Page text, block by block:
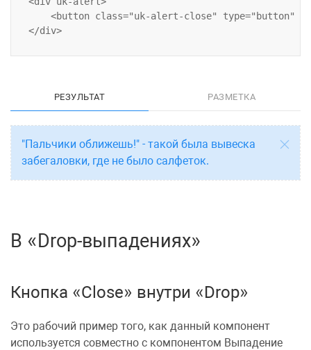
<button class="uk-alert-close" type="button"
РЕЗУЛЬТАТ РАЗМЕТКА
"Пальчики оближешь!" - такой была вывеска
забегаловки, где не было салфеток.
В «Drop-выпадениях»
Кнопка «Close» внутри «Drop»
Это рабочий пример того, как данный компонент
используется совместно с компонентом Выпадение